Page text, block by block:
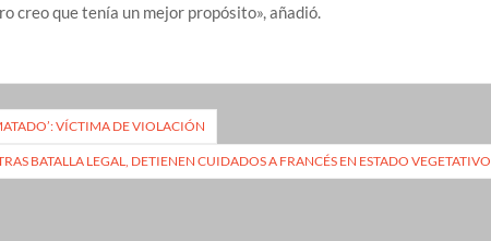
creo que tenía un mejor propósito», añadió.
VÍCTIMA DE VIOLACIÓN
BATALLA LEGAL, DETIENEN CUIDADOS A FRANCÉS EN ESTADO VEGETATIVO